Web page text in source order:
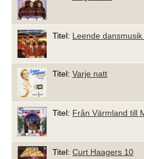
Titel: Leende dansmusik
Titel: Varje natt
Titel: Från Värmland till
Titel: Curt Haagers 10